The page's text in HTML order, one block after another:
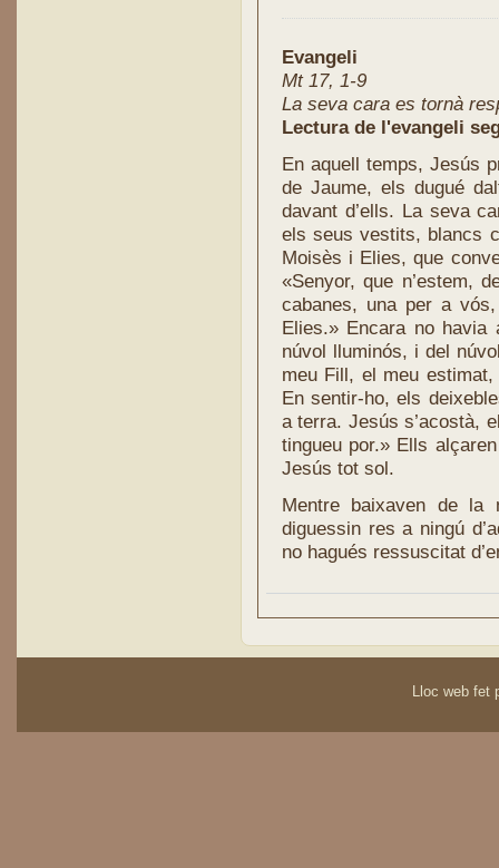
Evangeli
Mt 17, 1-9
La seva cara es tornà
Lectura de l'evangeli
En aquell temps, Jesús
de Jaume, els dugué
davant d’ells. La seva
els seus vestits, blancs
Moisès i Elies, que
«Senyor, que n’estem,
cabanes, una per a
Elies.» Encara no
núvol lluminós, i del
meu Fill, el meu estimat,
En sentir-ho, els
a terra. Jesús s’acostà,
tingueu por.» Ells
Jesús tot sol.
Mentre baixaven de la
diguessin res a ningú
no hagués ressuscitat
Lloc web fet